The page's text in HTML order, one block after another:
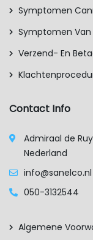
Symptomen
Symptomen
Verzend- En
Contact Info
Admiraal de
Nederland
info@sanelco.nl
050-3132544
Algemene